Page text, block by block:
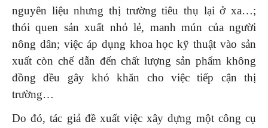
nguyên liệu nhưng thị trường tiêu thụ lại ở xa…;
thói quen sản xuất nhỏ lẻ, manh mún của người
nông dân; việc áp dụng khoa học kỹ thuật vào sản
xuất còn chế dẫn đến chất lượng sản phẩm không
đồng đều gây khó khăn cho việc tiếp cận thị
trường…
Do đó, tác giả đề xuất việc xây dựng một công cụ